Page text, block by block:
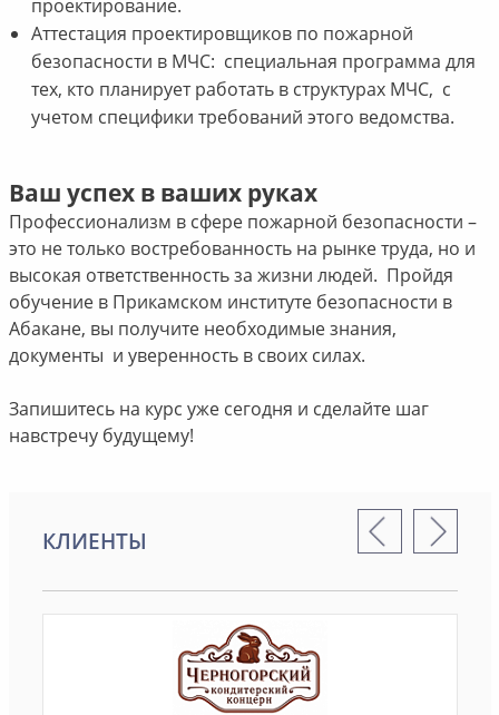
проектирование.
Аттестация проектировщиков по пожарной
безопасности в МЧС: специальная программа для
тех, кто планирует работать в структурах МЧС, с
учетом специфики требований этого ведомства.
Ваш успех в ваших руках
Профессионализм в сфере пожарной безопасности –
это не только востребованность на рынке труда, но и
высокая ответственность за жизни людей. Пройдя
обучение в Прикамском институте безопасности в
Абакане, вы получите необходимые знания,
документы и уверенность в своих силах.
Запишитесь на курс уже сегодня и сделайте шаг
навстречу будущему!
КЛИЕНТЫ